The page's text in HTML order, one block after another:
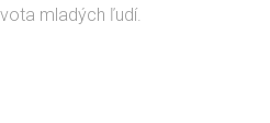
mladých ľudí.